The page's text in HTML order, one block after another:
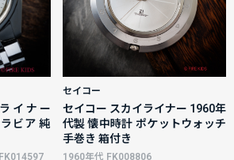
イナー
ビア 純
セイコー
セイコー スカイライナー 1960年
代製 懐中時計 ポケットウォッチ
手巻き 箱付き
1960年代 FK008806